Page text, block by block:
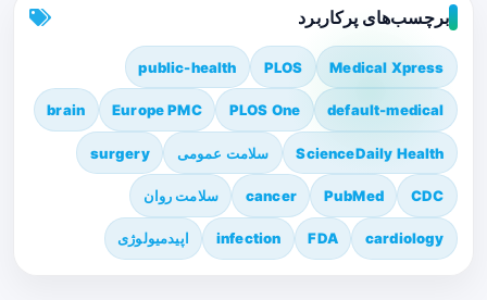
برچسب‌های پرکاربرد
Medical Xpress
PLOS
public-health
default-medical
PLOS One
Europe PMC
brain
ScienceDaily Health سلامت عمومی surgery
CDC
PubMed
cancer سلامت روان
cardiology
FDA
infection اپیدمیولوژی